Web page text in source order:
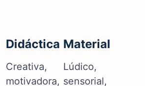
Didáctica
Creativa,
motivadora,
Material
Lúdico,
sensorial,